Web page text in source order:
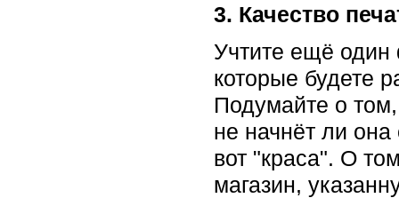
3. Качество
Учтите ещё один
которые будете
Подумайте о
не начнёт ли
вот "краса". О
магазин,